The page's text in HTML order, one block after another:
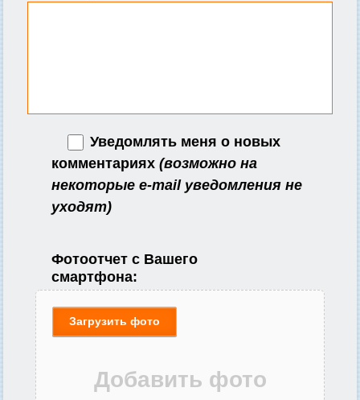
Уведомлять меня о новых
комментариях (возможно на
некоторые e-mail уведомления не
уходят)
Фотоотчет с Вашего
смартфона:
Загрузить фото